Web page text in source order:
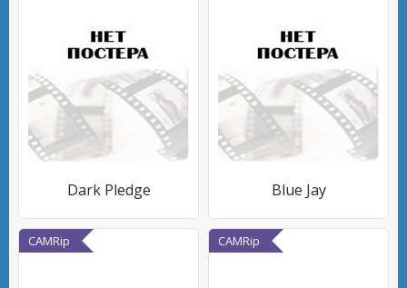
Dark Pledge Blue Jay
CAMRip CAMRip